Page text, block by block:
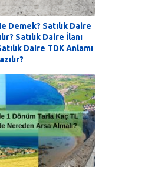
Demek? Satılık Daire
Satılık Daire İlanı
Daire TDK Anlamı